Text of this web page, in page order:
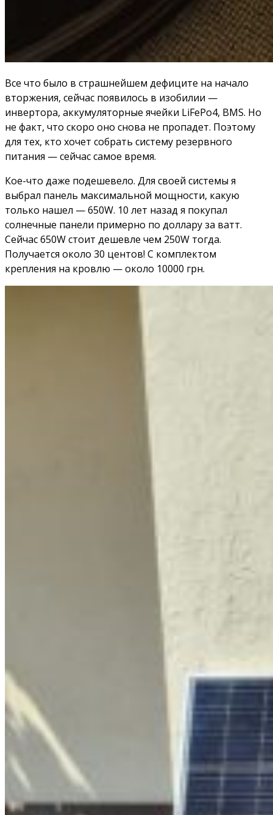
Все что было в страшнейшем дефиците на начало
вторжения, сейчас появилось в изобилии —
инвертора, аккумуляторные ячейки LiFePo4, BMS. Но
не факт, что скоро оно снова не пропадет. Поэтому
для тех, кто хочет собрать систему резервного
питания — сейчас самое время.
Кое-что даже подешевело. Для своей системы я
выбрал панель максимальной мощности, какую
только нашел — 650W. 10 лет назад я покупал
солнечные панели примерно по доллару за ватт.
Сейчас 650W стоит дешевле чем 250W тогда.
Получается около 30 центов! С комплектом
крепления на кровлю — около 10000 грн.